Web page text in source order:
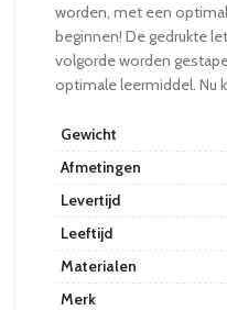
worden, met een
beginnen! De gedrukte
volgorde worden
optimale leermiddel. Nu
Gewicht
Afmetingen
Levertijd
Leeftijd
Materialen
Merk